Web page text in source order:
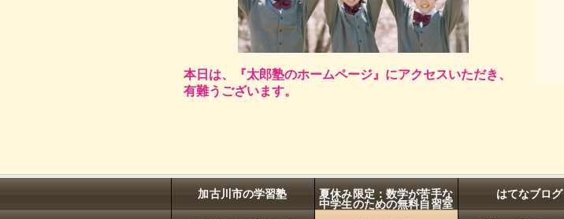
本日は、『太郎塾のホームページ』にアクセスいただき、
有難うございます。
加古川市の学習塾
夏休み限定：数学が苦手な
中学生のための無料自習室
はてなブログ